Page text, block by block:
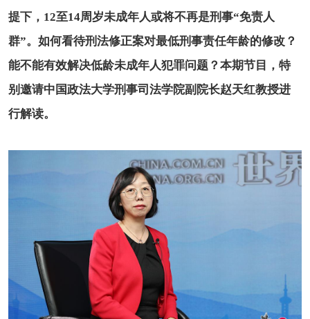
提下，12至14周岁未成年人或将不再是刑事“免责人
群”。如何看待刑法修正案对最低刑事责任年龄的修改？
能不能有效解决低龄未成年人犯罪问题？本期节目，特
别邀请中国政法大学刑事司法学院副院长赵天红教授进
行解读。